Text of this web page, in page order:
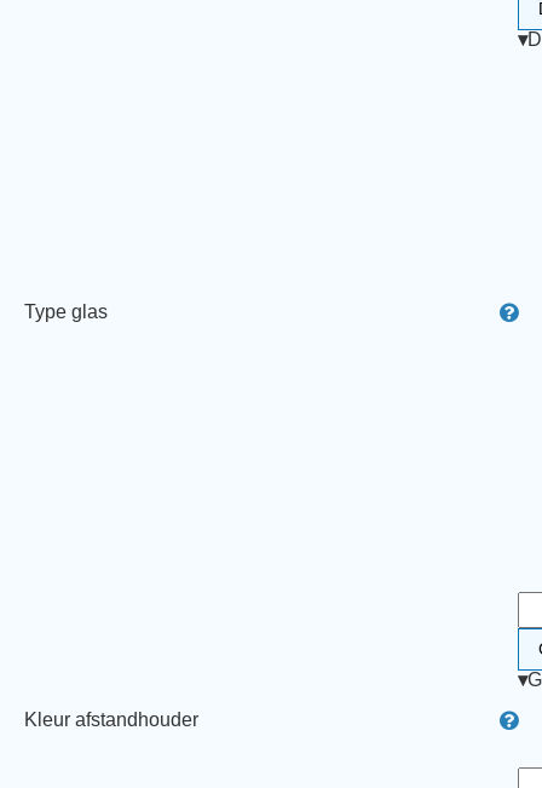
Type glas
▾
Kleur afstandhouder
▾